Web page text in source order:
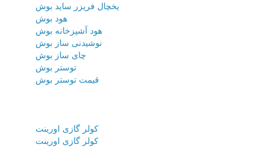
یخچال فریزر ساید بوش
هود بوش
هود آشپزخانه بوش
نوشیدنی ساز بوش
چای ساز بوش
توستر بوش
قیمت توستر بوش
کولر گازی اورینت
کولر گازی اورینت